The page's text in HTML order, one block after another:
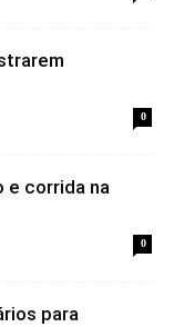
0
e corrida na
0
para